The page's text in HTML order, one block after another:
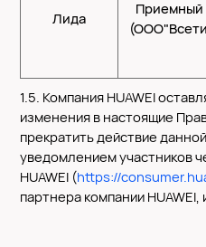
Лида
Приемный
1.5. Компания HUAWEI
изменения в настоящие
прекратить действие
уведомлением участников
HUAWEI (https://
партнера компании